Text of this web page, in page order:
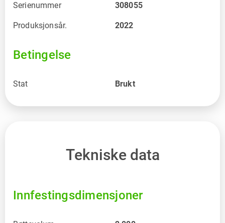
Serienummer 308055
Produksjonsår. 2022
Betingelse
Stat Brukt
Tekniske data
Innfestingsdimensjoner